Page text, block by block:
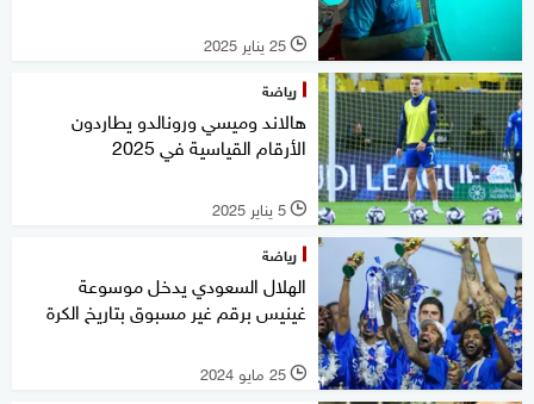
l 25 يناير 2025
رياضة
هالاند وميسي ورونالدو يطاردون
الأرقام القياسية في 2025
l 5 يناير 2025
رياضة
الهلال السعودي يدخل موسوعة
غينيس برقم غير مسبوق بتاريخ الكرة
l 25 مايو 2024